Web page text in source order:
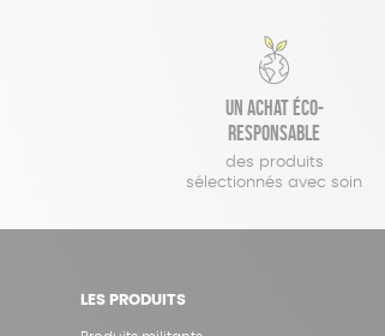
Un achat éco-
responsable
des produits
sélectionnés avec soin
LES PRODUITS